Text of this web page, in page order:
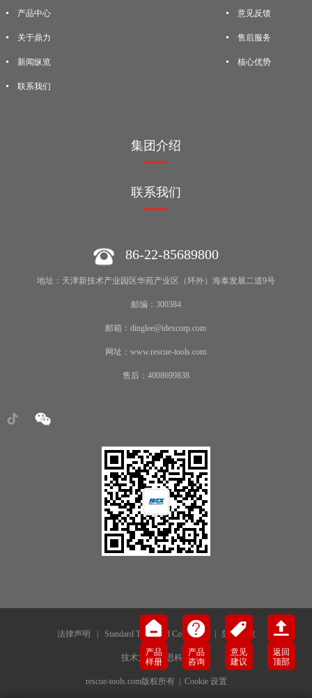
产品中心
关于鼎力
新闻纵览
联系我们
意见反馈
售后服务
核心优势
集团介绍
联系我们
86-22-85689800
地址：天津新技术产业园区华苑产业区（环外）海泰发展二道9号
邮编：300384
邮箱：dinglee@idexcorp.com
网址：www.rescue-tools.com
售后：4008699838
法律声明 | Standard Terms and Conditions | 隐私协议
技术支持-犀思科技
rescue-tools.com版权所有 | Cookie 设置
产品
样册
产品
咨询
意见
建议
返回
顶部